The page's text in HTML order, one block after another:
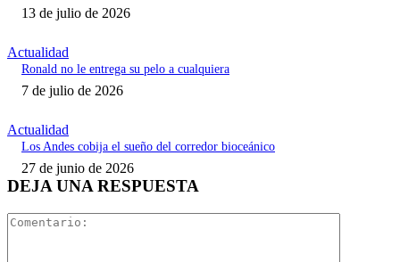
13 de julio de 2026
Actualidad
Ronald no le entrega su pelo a cualquiera
7 de julio de 2026
Actualidad
Los Andes cobija el sueño del corredor bioceánico
27 de junio de 2026
DEJA UNA RESPUESTA